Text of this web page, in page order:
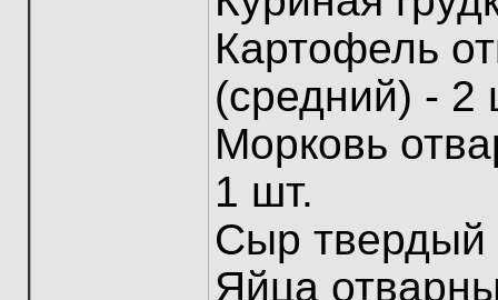
Картофель
(средний) - 2
Морковь
1 шт.
Сыр твердый
Яйца